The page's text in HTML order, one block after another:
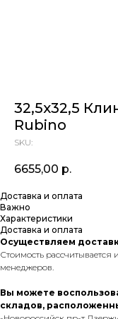
32,5х32,5
Rubino
SKU:
6655,00 р.
Доставка и оплата
Важно
Характеристики
Доставка и оплата
Осуществляем
Стоимость
менеджеров.
Вы можете
складов,